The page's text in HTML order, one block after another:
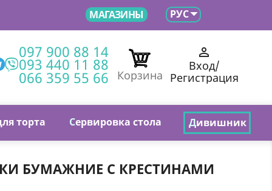
МАГАЗИНЫ РУС
торта Сервировка стола Дивишник
097 900 88 14
093 440 11 88
066 359 55 66 Корзина

Вход/
Регистрация
БУМАЖНИЕ С КРЕСТИНАМИ